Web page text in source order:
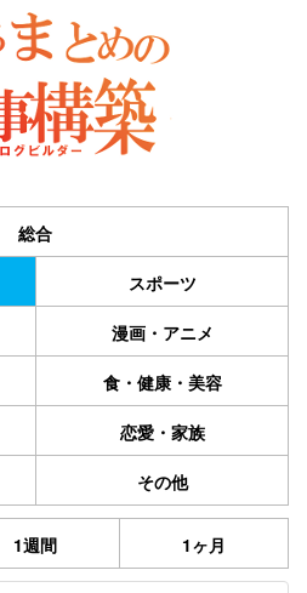
総合
スポーツ
漫画・アニメ
食・健康・美容
恋愛・家族
その他
1週間 1ヶ月